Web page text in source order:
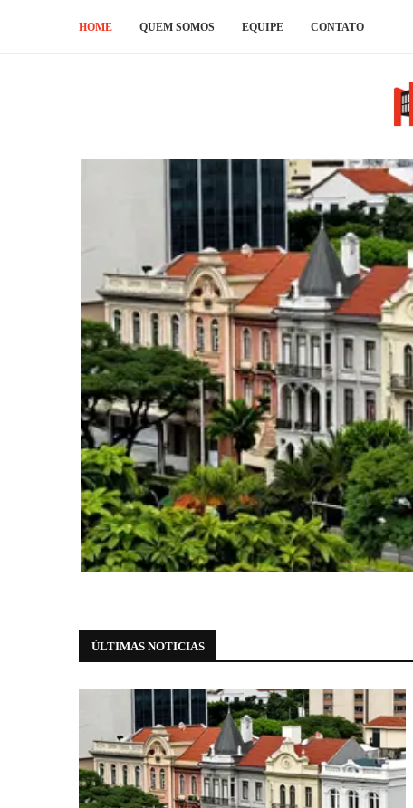
HOME QUEM SOMOS EQUIPE CONTATO
História
Casarões tombados na Avenida
essenciais
5 de agosto de 2026 0 comments
ÚLTIMAS NOTICIAS